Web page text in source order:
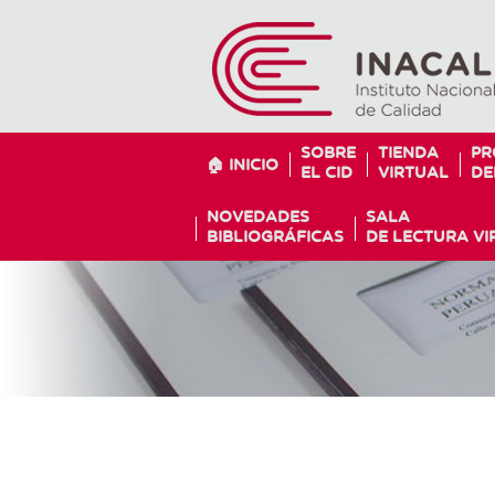
🏠 INICIO
SOBRE
EL CID
TIENDA
VIRTUAL
NOVEDADES
BIBLIOGRÁFICAS
SALA
DE LECTURA